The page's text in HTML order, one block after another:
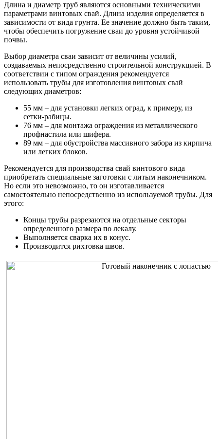
Длина и диаметр труб являются основными техническими
параметрами винтовых свай. Длина изделия определяется в
зависимости от вида грунта. Ее значение должно быть таким,
чтобы обеспечить погружение сваи до уровня устойчивой
почвы.
Выбор диаметра сваи зависит от величины усилий,
создаваемых непосредственно строительной конструкцией. В
соответствии с типом ограждения рекомендуется
использовать трубы для изготовления винтовых свай
следующих диаметров:
55 мм – для установки легких оград, к примеру, из
сетки-рабицы.
76 мм – для монтажа ограждения из металлического
профнастила или шифера.
89 мм – для обустройства массивного забора из кирпича
или легких блоков.
Рекомендуется для производства свай винтового вида
приобретать специальные заготовки с литым наконечником.
Но если это невозможно, то он изготавливается
самостоятельно непосредственно из используемой трубы. Для
этого:
Концы трубы разрезаются на отдельные секторы
определенного размера по лекалу.
Выполняется сварка их в конус.
Производится рихтовка швов.